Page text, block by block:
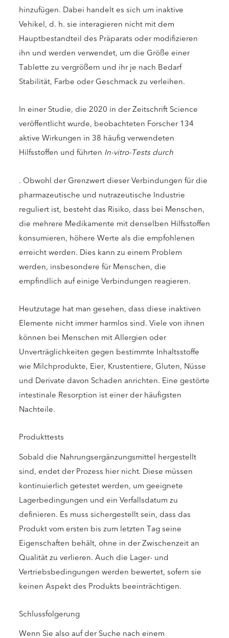
hinzufügen. Dabei handelt es sich um inaktive
Vehikel, d. h. sie interagieren nicht mit dem
Hauptbestandteil des Präparats oder modifizieren
ihn und werden verwendet, um die Größe einer
Tablette zu vergrößern und ihr je nach Bedarf
Stabilität, Farbe oder Geschmack zu verleihen.
In einer Studie, die 2020 in der Zeitschrift Science
veröffentlicht wurde, beobachteten Forscher 134
aktive Wirkungen in 38 häufig verwendeten
Hilfsstoffen und führten In-vitro-Tests durch
. Obwohl der Grenzwert dieser Verbindungen für die
pharmazeutische und nutrazeutische Industrie
reguliert ist, besteht das Risiko, dass bei Menschen,
die mehrere Medikamente mit denselben Hilfsstoffen
konsumieren, höhere Werte als die empfohlenen
erreicht werden. Dies kann zu einem Problem
werden, insbesondere für Menschen, die
empfindlich auf einige Verbindungen reagieren.
Heutzutage hat man gesehen, dass diese inaktiven
Elemente nicht immer harmlos sind. Viele von ihnen
können bei Menschen mit Allergien oder
Unverträglichkeiten gegen bestimmte Inhaltsstoffe
wie Milchprodukte, Eier, Krustentiere, Gluten, Nüsse
und Derivate davon Schaden anrichten. Eine gestörte
intestinale Resorption ist einer der häufigsten
Nachteile.
Produkttests
Sobald die Nahrungsergänzungsmittel hergestellt
sind, endet der Prozess hier nicht. Diese müssen
kontinuierlich getestet werden, um geeignete
Lagerbedingungen und ein Verfallsdatum zu
definieren. Es muss sichergestellt sein, dass das
Produkt vom ersten bis zum letzten Tag seine
Eigenschaften behält, ohne in der Zwischenzeit an
Qualität zu verlieren. Auch die Lager- und
Vertriebsbedingungen werden bewertet, sofern sie
keinen Aspekt des Produkts beeinträchtigen.
Schlussfolgerung
Wenn Sie also auf der Suche nach einem